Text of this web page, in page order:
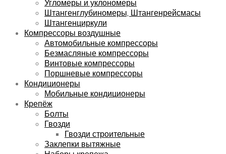
Угломеры и уклономеры
Штангенглубиномеры, Штангенрейсмасы
Штангенциркули
Компрессоры воздушные
Автомобильные компрессоры
Безмасляные компрессоры
Винтовые компрессоры
Поршневые компрессоры
Кондиционеры
Мобильные кондиционеры
Крепёж
Болты
Гвозди
Гвозди строительные
Заклепки вытяжные